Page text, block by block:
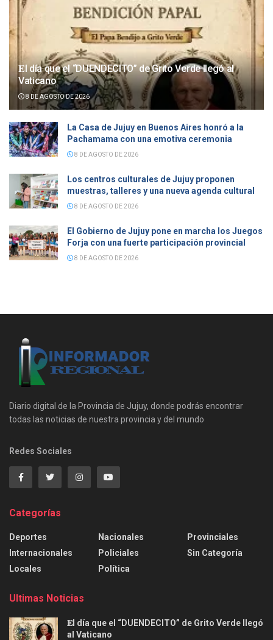
𝐄l día que el “DUENDECITO” de Grito Verde llegó al
Vaticano
8 DE AGOSTO DE 2026
La Casa de Jujuy en Buenos Aires honró a la
Pachamama con una emotiva ceremonia
8 DE AGOSTO DE 2026
Los centros culturales de Jujuy proponen
muestras, talleres y una nueva agenda cultural
8 DE AGOSTO DE 2026
El Gobierno de Jujuy pone en marcha los Juegos
Forja con una fuerte participación provincial
8 DE AGOSTO DE 2026
Diario digital de la Provincia de Jujuy, donde podrás encontrar
todas las noticias de nuestra provincia y del mundo
Redes Sociales
Categorías
Deportes
Internacionales
Locales
Nacionales
Policiales
Política
Provinciales
Sin Categoría
Ultimas Noticias
𝐄l día que el “DUENDECITO” de Grito Verde llegó
al Vaticano